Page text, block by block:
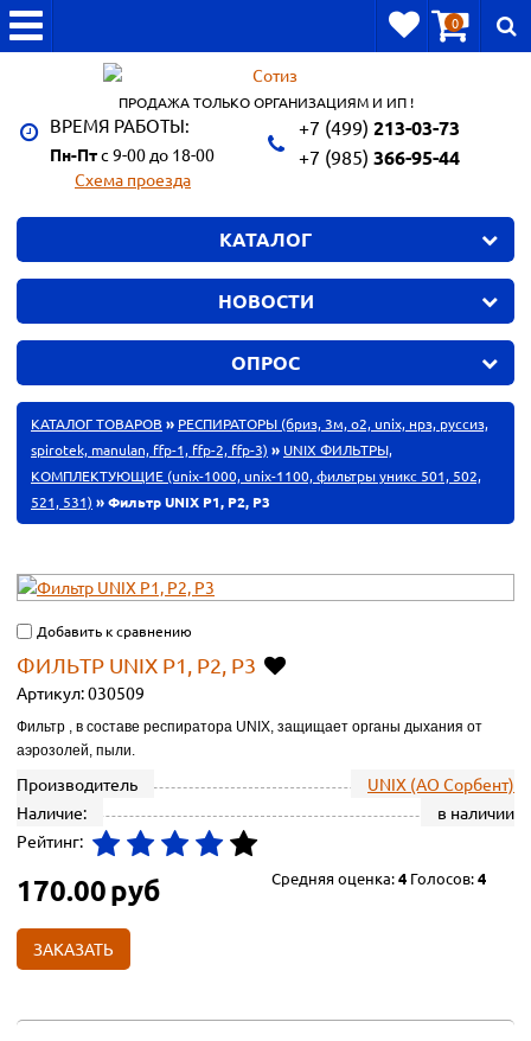
0
ПРОДАЖА ТОЛЬКО ОРГАНИЗАЦИЯМ И ИП !
ВРЕМЯ РАБОТЫ:
Пн-Птс 9-00 до 18-00
Схема проезда
+7 (499) 213-03-73
+7 (985) 366-95-44
КАТАЛОГ
НОВОСТИ
ОПРОС
КАТАЛОГ ТОВАРОВ » РЕСПИРАТОРЫ (бриз, 3м, o2, unix, нрз, руссиз,
spirotek, manulan, ffp-1, ffp-2, ffp-3) » UNIX ФИЛЬТРЫ,
КОМПЛЕКТУЮЩИЕ (unix-1000, unix-1100, фильтры уникс 501, 502,
521, 531) » Фильтр UNIX Р1, Р2, Р3
Добавить к сравнению
ФИЛЬТР UNIX Р1, Р2, Р3
Артикул:030509
Фильтр , в составе респиратора UNIX, защищает органы дыхания от
аэрозолей, пыли.
Производитель
UNIX (АО Сорбент)
Наличие:
в наличии
Рейтинг:
Средняя оценка:4 Голосов:4
170.00руб
ЗАКАЗАТЬ